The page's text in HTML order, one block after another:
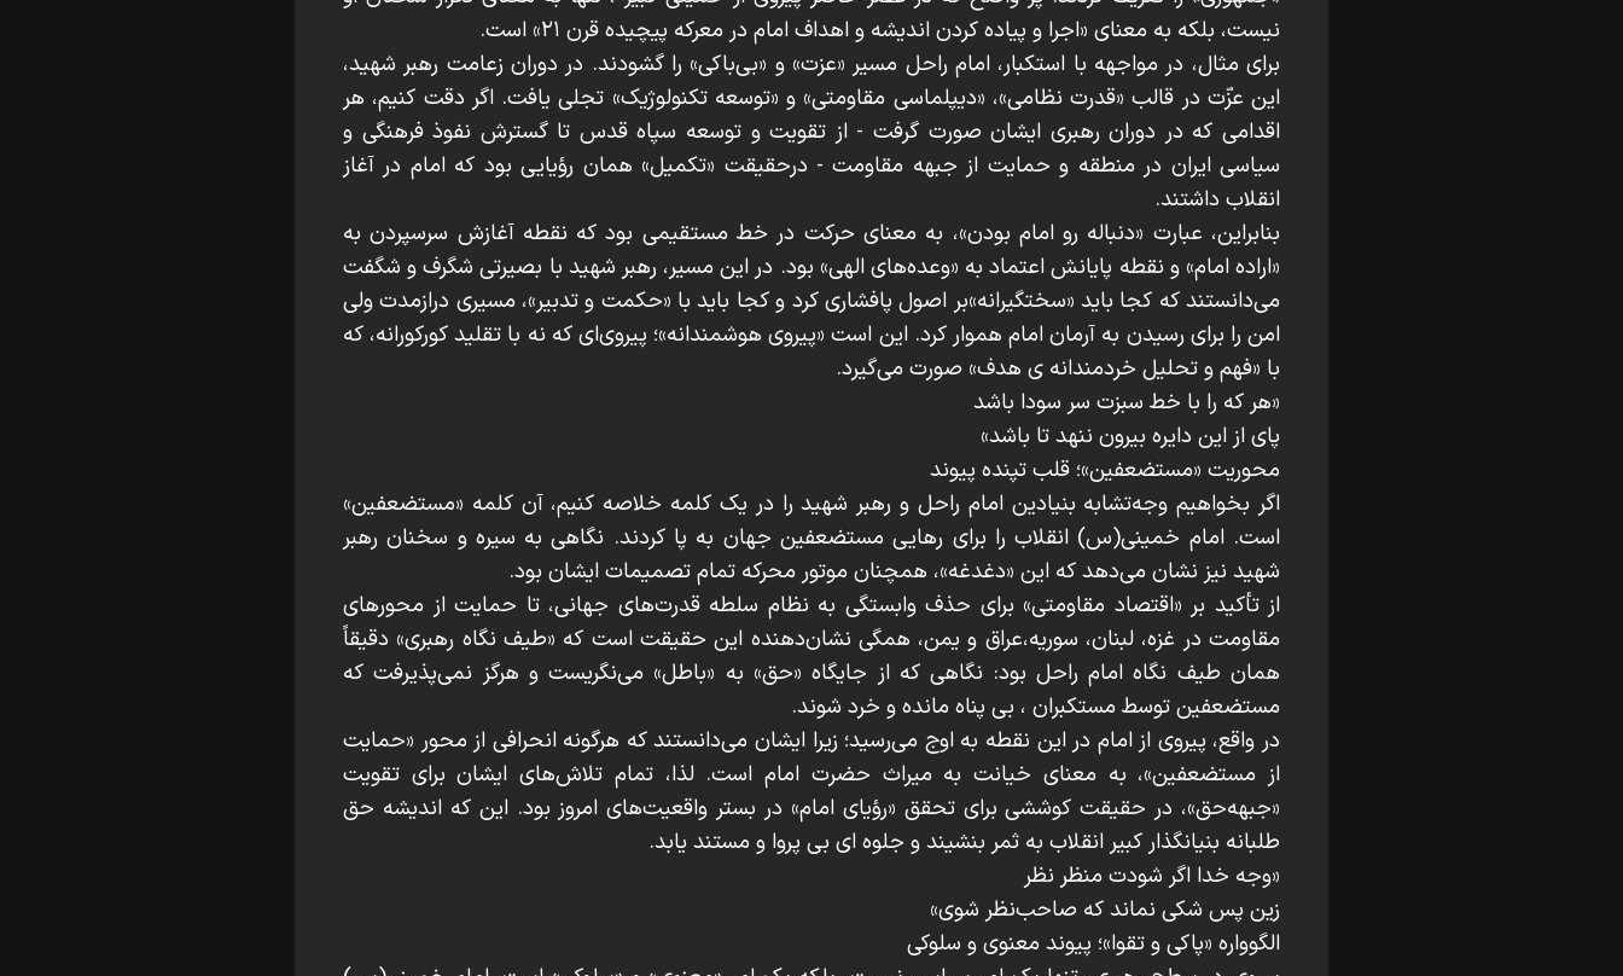
نیست، بلکه به معنای «اجرا و پیاده کردن اندیشه و اهداف امام در معرکه پیچیده قرن ۲۱» است.
برای مثال، در مواجهه با استکبار، امام راحل مسیر «عزت» و «بی‌باکی» را گشودند. در دوران زعامت رهبر شهید،
این عزّت در قالب «قدرت نظامی»، «دیپلماسی مقاومتی» و «توسعه‌ تکنولوژیک» تجلی یافت. اگر دقت کنیم، هر
اقدامی که در دوران رهبری ایشان صورت گرفت - از تقویت و توسعه سپاه قدس تا گسترش نفوذ فرهنگی و
سیاسی ایران در منطقه و حمایت از جبهه مقاومت - درحقیقت «تکمیل» همان رؤیایی بود که امام در آغاز
انقلاب داشتند.
بنابراین، عبارت «دنباله‌ رو امام بودن»، به معنای حرکت در خط مستقیمی بود که نقطه آغازش سرسپردن به
«اراده‌ امام» و نقطه پایانش اعتماد به «وعده‌های الهی» بود. در این مسیر، رهبر شهید با بصیرتی شگرف و شگفت
می‌دانستند که کجا باید «سختگیرانه»بر اصول پافشاری کرد و کجا باید با «حکمت و تدبیر»، مسیری درازمدت ولی
امن را برای رسیدن به آرمان امام هموار کرد. این است «پیروی هوشمندانه»؛ پیروی‌ای که نه با تقلید کورکورانه، که
با «فهم و تحلیل خردمندانه ی هدف» صورت می‌گیرد.
«هر که را با خط سبزت سر سودا باشد
پای از این دایره بیرون ننهد تا باشد»
محوریت «مستضعفین»؛ قلب تپنده‌ پیوند
اگر بخواهیم وجه‌تشابه بنیادین امام راحل و رهبر شهید را در یک کلمه خلاصه کنیم، آن کلمه «مستضعفین»
است. امام خمینی(س) انقلاب را برای رهایی مستضعفین جهان به پا کردند. نگاهی به سیره و سخنان رهبر
شهید نیز نشان می‌دهد که این «دغدغه»، همچنان موتور محرکه‌ تمام تصمیمات ایشان بود.
از تأکید بر «اقتصاد مقاومتی» برای حذف وابستگی به نظام سلطه قدرت‌های جهانی، تا حمایت از محورهای
مقاومت در غزه، لبنان، سوریه،عراق و یمن، همگی نشان‌دهنده‌ این حقیقت است که «طیف نگاه رهبری» دقیقاً
همان طیف نگاه امام راحل بود: نگاهی که از جایگاه «حق» به «باطل» می‌نگریست و هرگز نمی‌پذیرفت که
مستضعفین توسط مستکبران ، بی پناه مانده و خرد شوند.
در واقع، پیروی از امام در این نقطه به اوج می‌رسید؛ زیرا ایشان می‌دانستند که هرگونه انحرافی از محور «حمایت
از مستضعفین»، به معنای خیانت به میراث حضرت امام است. لذا، تمام تلاش‌های ایشان برای تقویت
«جبهه‌حق»، در حقیقت کوششی برای تحقق «رؤیای امام» در بستر واقعیت‌های امروز بود. این که اندیشه حق
طلبانه بنیانگذار کبیر انقلاب به ثمر بنشیند و جلوه ای بی پروا و مستند یابد.
«وجه خدا اگر شودت منظر نظر
زین پس شکی نماند که صاحب‌نظر شوی»
الگوواره «پاکی و تقوا»؛ پیوند معنوی و سلوکی